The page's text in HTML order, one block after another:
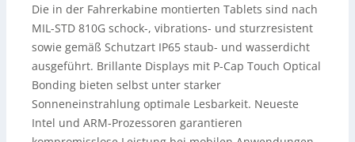
Die in der Fahrerkabine montierten Tablets sind nach
MIL-STD 810G schock-, vibrations- und sturzresistent
sowie gemäß Schutzart IP65 staub- und wasserdicht
ausgeführt. Brillante Displays mit P-Cap Touch Optical
Bonding bieten selbst unter starker
Sonneneinstrahlung optimale Lesbarkeit. Neueste
Intel und ARM-Prozessoren garantieren